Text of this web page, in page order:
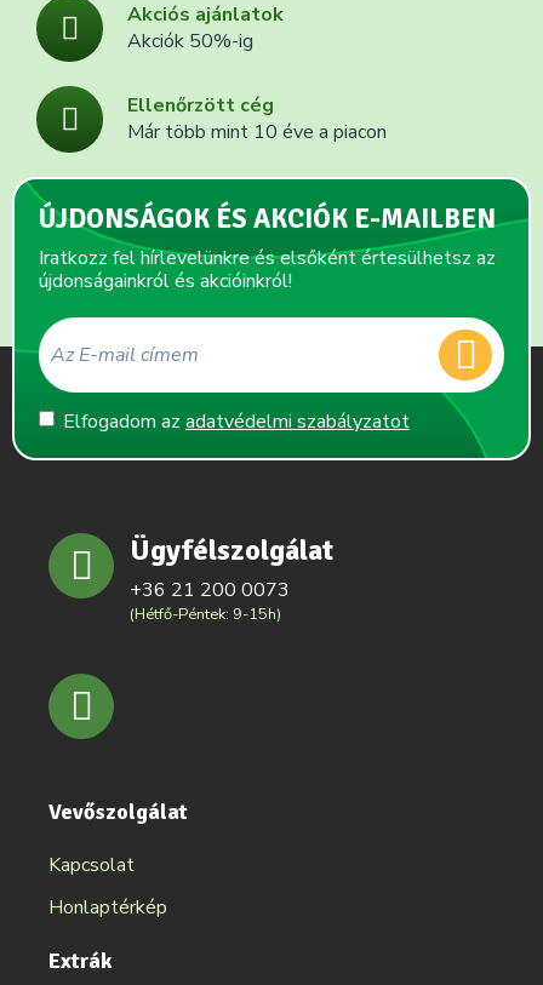
Akciós ajánlatok
Akciók 50%-ig
Ellenőrzött cég
Már több mint 10 éve a piacon
ÚJDONSÁGOK ÉS AKCIÓK E-MAILBEN
Iratkozz fel hírlevelünkre és elsőként értesülhetsz az
újdonságainkról és akcióinkról!
Elfogadom az adatvédelmi szabályzatot
Ügyfélszolgálat
+36 21 200 0073
(Hétfő-Péntek: 9-15h)
Vevőszolgálat
Kapcsolat
Honlaptérkép
Extrák